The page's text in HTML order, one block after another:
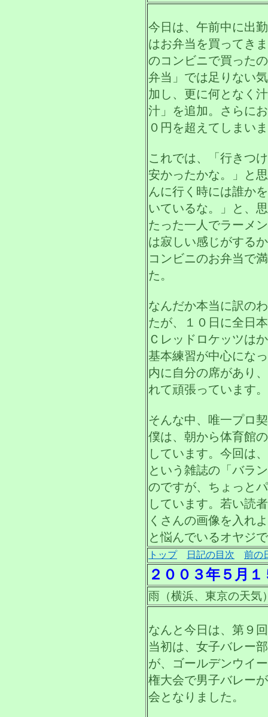
今日は、午前中に出
はお弁当を買ってき
のコンビニで買った
弁当」では足りない
加し、更に何となく
汁」を追加。さらに
０円を超えてしまい
これでは、「行きつ
安かったかな。」と
んに行く時には誰か
いているな。」と、
たった一人でラーメ
は寂しい感じがする
コンビニのお弁当で
た。
なんだか本当に訳の
たが、１０日に全日
Ｃレッドロケッツは
基本練習が中心にな
内に自分の席があり
れて頑張っています。
そんな中、唯一プロ
僕は、朝から体育館
しています。今回は
という雑誌の「バラ
のですが、ちょっと
しています。若い読
くさんの画像を入れ
と悩んでいるオヤジ
トップ 日記の目次 前の
２００３年５月
雨（横浜、東京の天気
なんと今日は、第９
当初は、女子バレー
が、ゴールデンウイ
権大会で男子バレー
会となりました。